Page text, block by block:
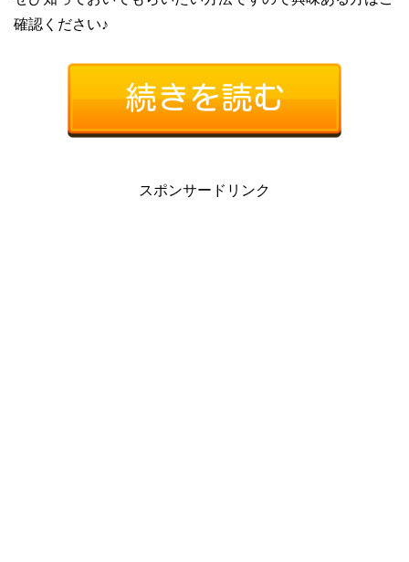
確認ください♪
スポンサードリンク